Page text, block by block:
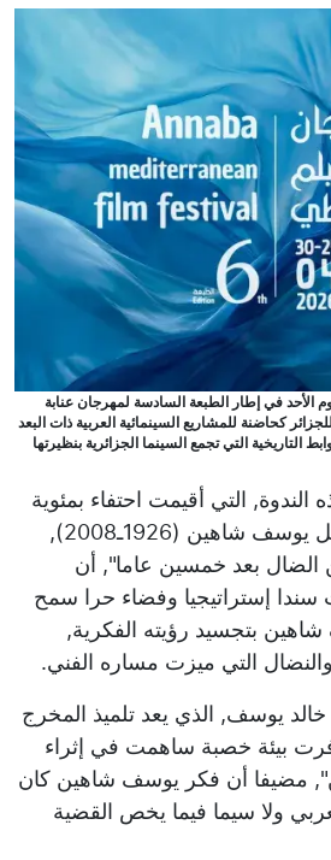
الأحد في إطار الطبعة السادسة لمهرجان عنابة
كحاضنة للمشاريع السينمائية العربية ذات البعد
التاريخية التي تجمع السينما الجزائرية بنظيرتها
التي أقيمت احتفاء بمئوية
المخرج المصري الراحل يوسف شاهين (1926ـ2008),
الضال بعد خمسين عاما", أن
سندا إستراتيجيا وفضاء حرا سمح
بتجسيد رؤيته الفكرية,
والنضال التي ميزت مساره الفني.
يوسف, الذي يعد تلميذ المخرج
بيئة خصبة ساهمت في إثراء
مضيفا أن فكر يوسف شاهين كان
ولا سيما فيما يخص القضية